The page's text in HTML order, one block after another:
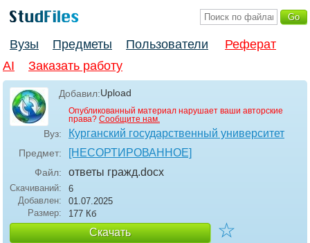
Вузы Предметы Пользователи
Реферат
AI
Заказать работу
Добавил:Upload
Опубликованный материал нарушает ваши авторские
права? Сообщите нам.
Вуз: Курганский государственный университет
Предмет: [НЕСОРТИРОВАННОЕ]
Файл: ответы гражд.docx
Скачиваний:
6
Добавлен:
01.07.2025
Размер:
177 Кб
Скачать ☆